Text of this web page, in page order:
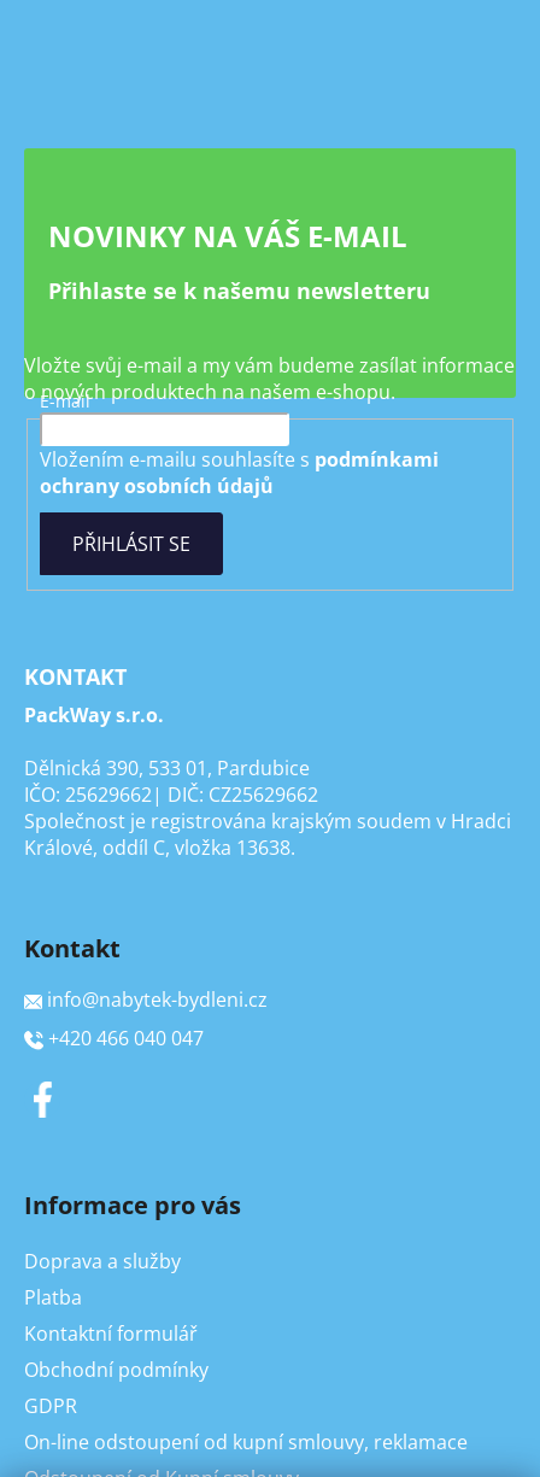
NOVINKY NA VÁŠ E-MAIL
Přihlaste se k našemu newsletteru
Vložte svůj e-mail a my vám budeme zasílat informace
o nových produktech na našem e-shopu.
E-mail
Vložením e-mailu souhlasíte s podmínkami
ochrany osobních údajů
PŘIHLÁSIT SE
KONTAKT
PackWay s.r.o.
Dělnická 390, 533 01, Pardubice
IČO: 25629662| DIČ: CZ25629662
Společnost je registrována krajským soudem v Hradci
Králové, oddíl C, vložka 13638.
Kontakt
info@nabytek-bydleni.cz
+420 466 040 047
Informace pro vás
Doprava a služby
Platba
Kontaktní formulář
Obchodní podmínky
GDPR
On-line odstoupení od kupní smlouvy, reklamace